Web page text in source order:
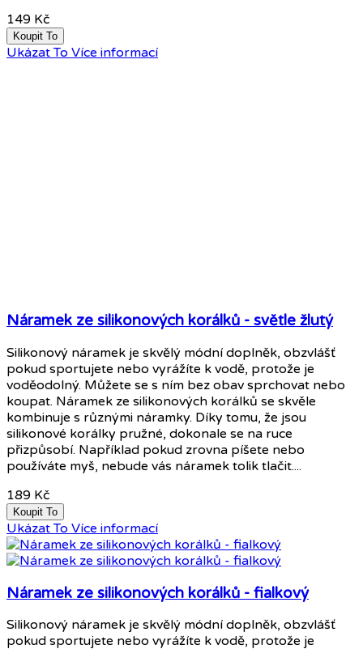
149 Kč
Koupit To
Ukázat To Více informací
Náramek ze silikonových korálků - světle žlutý
Silikonový náramek je skvělý módní doplněk, obzvlášť
pokud sportujete nebo vyrážíte k vodě, protože je
voděodolný. Můžete se s ním bez obav sprchovat nebo
koupat. Náramek ze silikonových korálků se skvěle
kombinuje s různými náramky. Díky tomu, že jsou
silikonové korálky pružné, dokonale se na ruce
přizpůsobí. Například pokud zrovna píšete nebo
používáte myš, nebude vás náramek tolik tlačit....
189 Kč
Koupit To
Ukázat To Více informací
Náramek ze silikonových korálků - fialkový
Silikonový náramek je skvělý módní doplněk, obzvlášť
pokud sportujete nebo vyrážíte k vodě, protože je